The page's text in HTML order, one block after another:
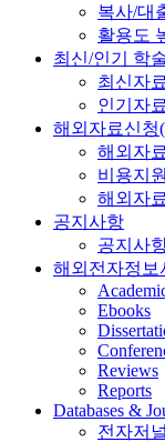
복사/대
활용도
최신/인기 학
최신자료
인기자료
해외자료신청
해외자
비용지
해외자
공지사항
공지사
해외전자정보
Ebooks
Reviews
Reports
Databases &
전자저